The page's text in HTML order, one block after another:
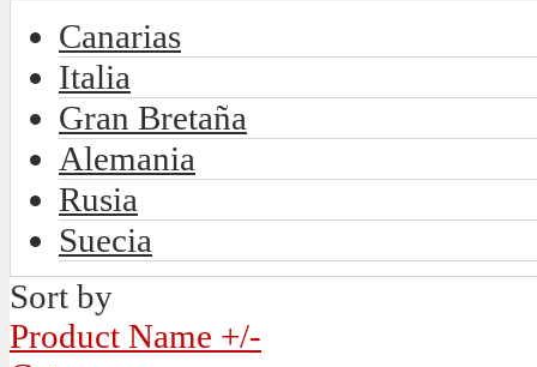
Canarias
Italia
Gran Bretaña
Alemania
Rusia
Suecia
Sort by
Product Name +/-